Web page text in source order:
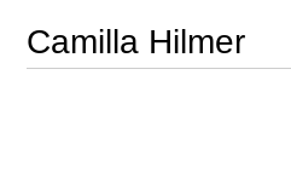
Camilla Hilmer